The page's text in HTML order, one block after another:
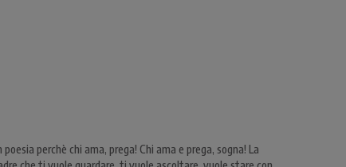
perchè chi ama, prega! Chi ama e prega, sogna! La